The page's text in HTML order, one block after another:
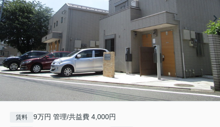
賃料 9万円 管理/共益費 4,000円